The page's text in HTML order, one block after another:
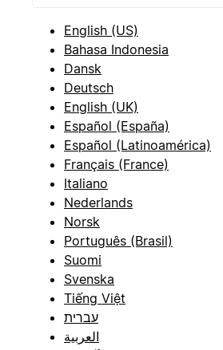
English (US)
Bahasa Indonesia
Dansk
Deutsch
English (UK)
Español (España)
Español (Latinoamérica)
Français (France)
Italiano
Nederlands
Norsk
Português (Brasil)
Suomi
Svenska
Tiếng Việt
עברית
العربية